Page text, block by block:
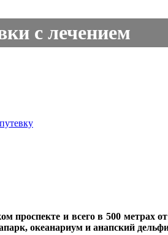
с лечением
проспекте и всего в 500 метрах
океанариум и анапский